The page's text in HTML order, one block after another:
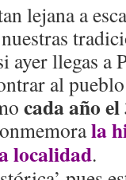
lejana a
ayer llegas a
al
cada año
la
localidad.